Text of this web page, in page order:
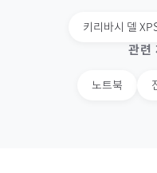
키리바시 델
관련
노트북